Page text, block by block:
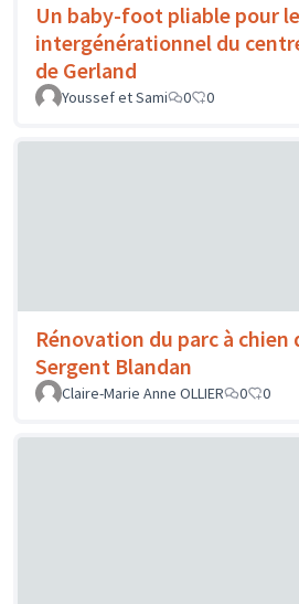
Un baby-foot pliable pour
intergénérationnel du
de Gerland
Youssef et Sami 0 0
Rénovation du parc à chien
Sergent Blandan
Claire-Marie Anne OLLIER
0 0